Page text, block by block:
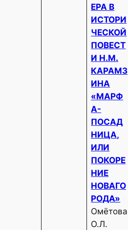
ЕРА В
ИСТОРИ
ЧЕСКОЙ
ПОВЕСТ
И Н.М.
КАРАМЗ
ИНА
«МАРФ
А-
ПОСАД
НИЦА,
ИЛИ
ПОКОРЕ
НИЕ
НОВАГО
РОДА»
Омётова
О.Л.